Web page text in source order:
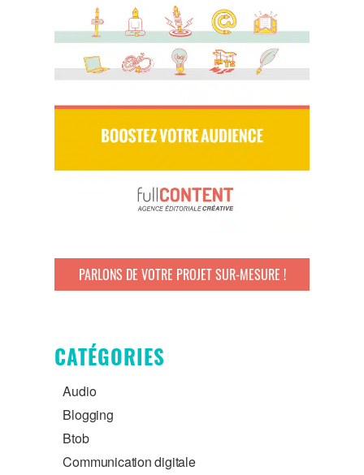
PARLONS DE VOTRE PROJET SUR-MESURE !
CATÉGORIES
Audio
Blogging
Btob
Communication digitale